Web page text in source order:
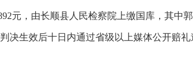
元，由长顺县人民检察院上缴国库，其中
决生效后十日内通过省级以上媒体公开赔